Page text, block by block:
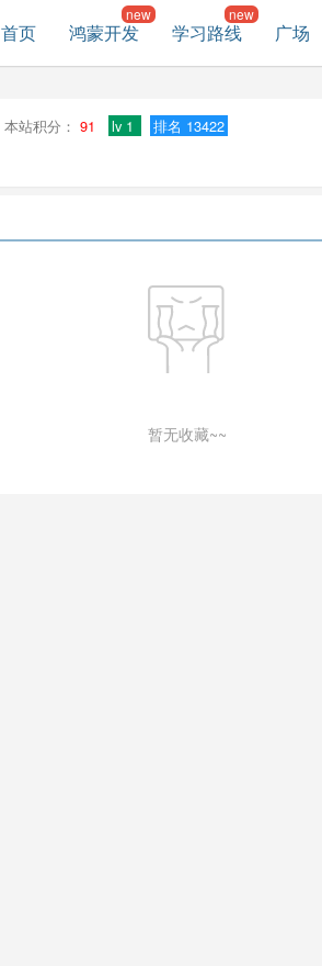
首页 鸿蒙开发 学习路线 广场
本站积分： 91 lv 1 排名 13422
暂无收藏~~